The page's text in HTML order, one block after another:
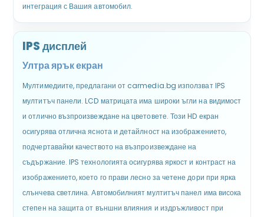
интеграция с Вашия автомобил.
IPS дисплей
Ултра ярък екран
Мултимедиите, предлагани от carmedia.bg използват IPS
мултитъч панели. LCD матрицата има широки ъгли на видимост
и отлично възпроизвеждане на цветовете. Този HD екран
осигурява отлична яснота и детайлност на изображението,
подчертавайки качеството на възпроизвеждане на
съдържание. IPS технологията осигурява яркост и контраст на
изображението, което го прави лесно за четене дори при ярка
слънчева светлина. Автомобилният мултитъч панел има висока
степен на защита от външни влияния и издръжливост при